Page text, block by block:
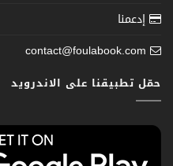
إدعمنا
contact@foulabook.com
حمّل تطبيقنا على الاندرويد